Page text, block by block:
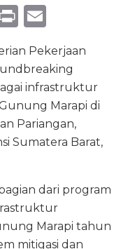
m
P
n
t
m
ai
l
Pekerjaan
infrastruktur
Marapi di
Pariangan,
Sumatera Barat,
dari program
Marapi tahun
mitigasi dan